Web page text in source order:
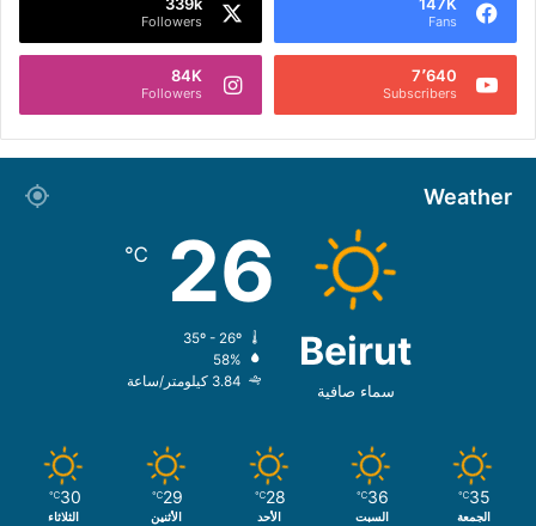
Fans
Followers
7٬640
Subscribers
84K
Followers
Weather
Beirut
سماء صافية
26
℃
58%
3.84 كيلومتر/ساعة
35
℃
الجمعة
36
℃
السبت
28
℃
الأحد
29
℃
الأثنين
30
℃
الثلاثاء